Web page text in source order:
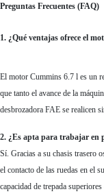
Preguntas Frecuentes (FAQ)
1. ¿Qué ventajas ofrece el
El motor Cummins 6.7 l es un
que tanto el avance de la
desbrozadora FAE se realicen
2. ¿Es apta para trabajar en
Sí. Gracias a su chasis trasero
el contacto de las ruedas en el
capacidad de trepada